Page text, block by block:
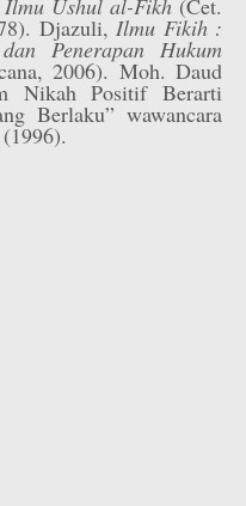
Ilmu Ushul al-Fikh (Cet.
Djazuli, Ilmu Fikih :
Penerapan Hukum
2006). Moh. Daud
Nikah Positif Berarti
Berlaku” wawancara